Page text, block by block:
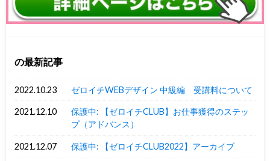
の最新記事
2022.10.23 ゼロイチWEBデザイン 中級編 受講料について
2021.12.10
保護中: 【ゼロイチCLUB】お仕事獲得のステッ
プ（アドバンス）
2021.12.07 保護中: 【ゼロイチCLUB2022】アーカイブ